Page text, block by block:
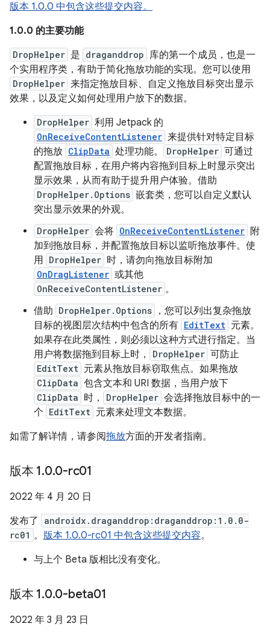
版本 1.0.0 中包含这些提交内容。
1.0.0 的主要功能
DropHelper 是 draganddrop 库的第一个成员，也是一
个实用程序类，有助于简化拖放功能的实现。您可以使用
DropHelper 来指定拖放目标、自定义拖放目标突出显示
效果，以及定义如何处理用户放下的数据。
DropHelper 利用 Jetpack 的
OnReceiveContentListener 来提供针对特定目标
的拖放 ClipData 处理功能。 DropHelper 可通过
配置拖放目标，在用户将内容拖到目标上时显示突出
显示效果，从而有助于提升用户体验。借助
DropHelper.Options 嵌套类，您可以自定义默认
突出显示效果的外观。
DropHelper 会将 OnReceiveContentListener 附
加到拖放目标，并配置拖放目标以监听拖放事件。使
用 DropHelper 时，请勿向拖放目标附加
OnDragListener 或其他
OnReceiveContentListener 。
借助 DropHelper.Options
，您可以列出复杂拖放
目标的视图层次结构中包含的所有 EditText 元素。
如果存在此类属性，则必须以这种方式进行指定。当
用户将数据拖到目标上时，
DropHelper 可防止
EditText 元素从拖放目标窃取焦点。如果拖放
ClipData 包含文本和 URI 数据，当用户放下
ClipData 时， DropHelper 会选择拖放目标中的一
个 EditText 元素来处理文本数据。
如需了解详情，请参阅拖放方面的开发者指南。
版本 1.0.0-rc01
2022 年 4 月 20 日
发布了
androidx.draganddrop:draganddrop:1.0.0-
rc01 。 版本 1.0.0-rc01 中包含这些提交内容。
与上个 Beta 版相比没有变化。
版本 1.0.0-beta01
2022 年 3 月 23 日